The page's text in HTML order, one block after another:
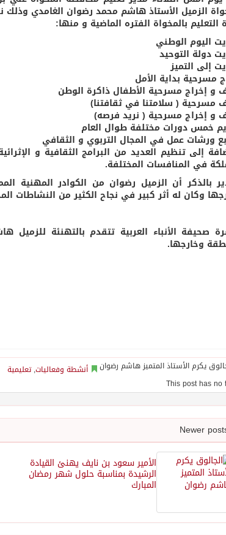
الزميل الأستاذ هاشم محمد رضوان الغامدي
التعليم بالمخواة الفتره الماضية و منها:
اليوم الوطني
دولة التوحيد
إلى التميز
مسرحية بداية الأمل
و إخراج مسرحية الأطفال ذاكرة الوطن
مسرحية ( سلامتنا في ثقافتنا)
و إخراج مسرحية ( نريد فرصه)
خمس دورات مختلفة طوال العام
ورشات عمل في المجال التربوي و الثقافي
إلى تنظيم العديد من البرامج الثقافية و
في المنافسات المختلفة.
بالذكر أن الزميل رضوان من الكوادر المهنية
وكان له أثر كبير في نجاح الكثير من النشاطات
صحيفة الأنباء العربية تتقدم بالتهنئة
وخارجها.
أنشطة وفعاليات,تعليمية
الأمير سعود بن نايف يهنئ القيادة
الرشيدة بمناسبة حلول شهر رمضان
المبارك